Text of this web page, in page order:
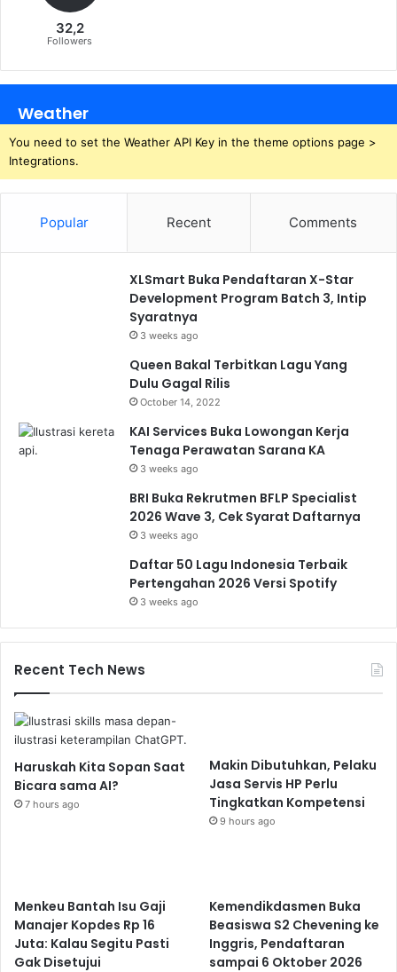
32,2
Followers
Weather
You need to set the Weather API Key in the theme options page >
Integrations.
Popular Recent Comments
XLSmart Buka Pendaftaran X-Star
Development Program Batch 3, Intip
Syaratnya
3 weeks ago
Queen Bakal Terbitkan Lagu Yang
Dulu Gagal Rilis
October 14, 2022
KAI Services Buka Lowongan Kerja
Tenaga Perawatan Sarana KA
3 weeks ago
BRI Buka Rekrutmen BFLP Specialist
2026 Wave 3, Cek Syarat Daftarnya
3 weeks ago
Daftar 50 Lagu Indonesia Terbaik
Pertengahan 2026 Versi Spotify
3 weeks ago
Recent Tech News
Haruskah Kita Sopan Saat
Bicara sama AI?
7 hours ago
Makin Dibutuhkan, Pelaku
Jasa Servis HP Perlu
Tingkatkan Kompetensi
9 hours ago
Menkeu Bantah Isu Gaji
Manajer Kopdes Rp 16
Juta: Kalau Segitu Pasti
Gak Disetujui
Kemendikdasmen Buka
Beasiswa S2 Chevening ke
Inggris, Pendaftaran
sampai 6 Oktober 2026